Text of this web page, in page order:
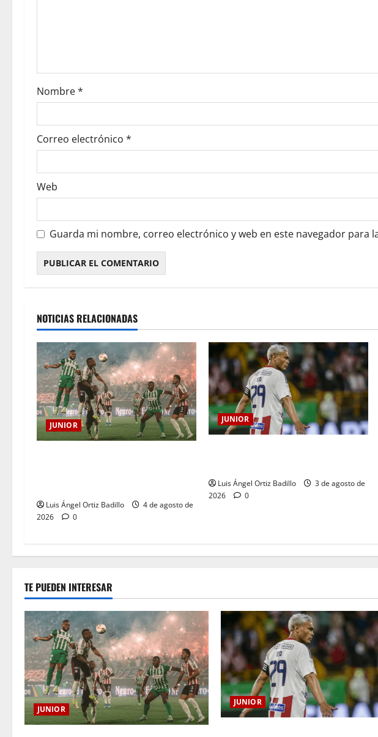
Nombre*
Correo electrónico *
Web
Guarda mi nombre, correo electrónico y web en este navegador para
NOTICIAS RELACIONADAS
JUNIOR
Luis Ángel Ortiz Badillo
4 de agosto de
2026
0
JUNIOR
Luis Ángel Ortiz Badillo
3 de agosto de
2026
0
TE PUEDEN INTERESAR
JUNIOR
JUNIOR